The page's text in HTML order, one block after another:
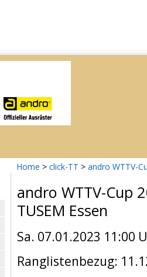
Home > click-TT > andro WTTV-
andro WTTV-Cup
TUSEM Essen
Sa. 07.01.2023 11:00
Ranglistenbezug: